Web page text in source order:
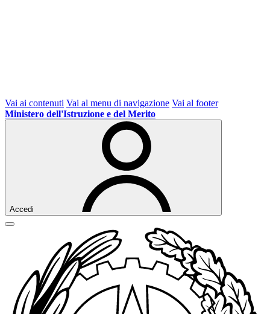
Vai ai contenuti Vai al menu di navigazione Vai al footer
Ministero dell'Istruzione e del Merito
Accedi